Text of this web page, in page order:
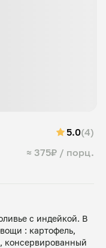
≈ 375₽ / порц.
5.0(4)
с индейкой. В
: картофель,
консервированный